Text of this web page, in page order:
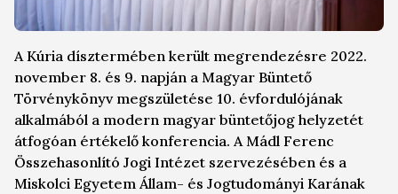
A Kúria dísztermében került megrendezésre 2022.
november 8. és 9. napján a Magyar Büntető
Törvénykönyv megszületése 10. évfordulójának
alkalmából a modern magyar büntetőjog helyzetét
átfogóan értékelő konferencia. A Mádl Ferenc
Összehasonlító Jogi Intézet szervezésében és a
Miskolci Egyetem Állam- és Jogtudományi Karának